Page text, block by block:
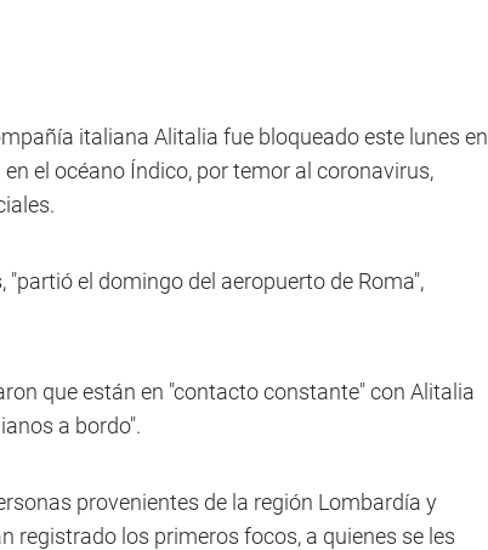
italiana Alitalia fue bloqueado este lunes en
el océano Índico, por temor al coronavirus,
"partió el domingo del aeropuerto de Roma",
que están en "contacto constante" con Alitalia
a bordo".
provenientes de la región Lombardía y
registrado los primeros focos, a quienes se les